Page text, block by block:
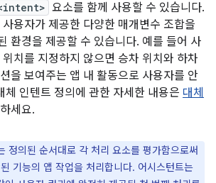
요소를 함께 사용할 수 있습니다.
용자가 제공한 다양한 매개변수 조합을
환경을 제공할 수 있습니다. 예를 들어 사
치를 지정하지 않으면 승차 위치와 하차
을 보여주는 앱 내 활동으로 사용자를 안
체 인텐트 정의에 관한 자세한 내용은 대체
세요.
정의된 순서대로 각 처리 요소를 평가함으로써
기능의 앱 작업을 처리합니다. 어시스턴트는